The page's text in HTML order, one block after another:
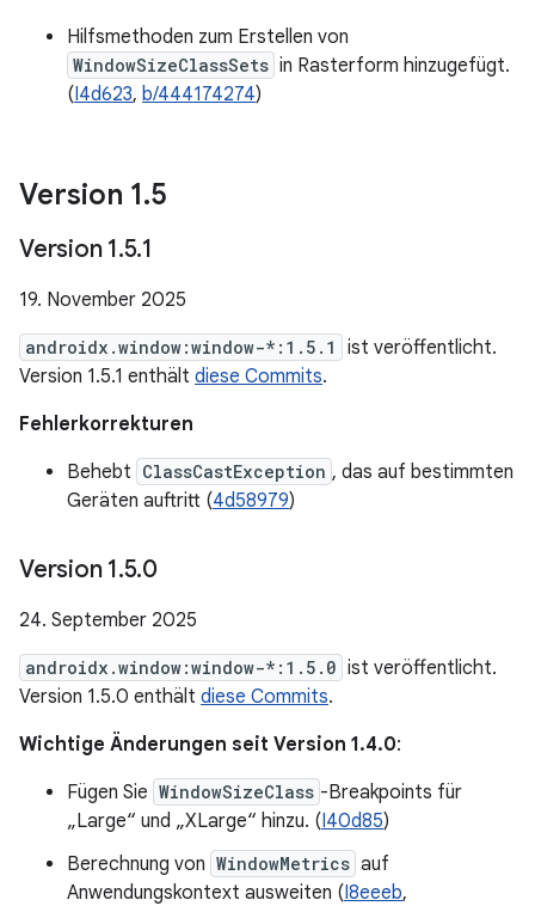
Hilfsmethoden zum Erstellen von
WindowSizeClassSets in Rasterform hinzugefügt.
(I4d623, b/444174274)
Version 1.5
Version 1.5.1
19. November 2025
androidx.window:window-*:1.5.1
ist veröffentlicht.
Version 1.5.1 enthält diese Commits.
Fehlerkorrekturen
Behebt ClassCastException , das auf bestimmten
Geräten auftritt (4d58979)
Version 1.5.0
24. September 2025
androidx.window:window-*:1.5.0 ist veröffentlicht.
Version 1.5.0 enthält diese Commits.
Wichtige Änderungen seit Version 1.4.0:
Fügen Sie WindowSizeClass -Breakpoints für
„Large“ und „XLarge“ hinzu. (I40d85)
Berechnung von WindowMetrics auf
Anwendungskontext ausweiten (I8eeeb,